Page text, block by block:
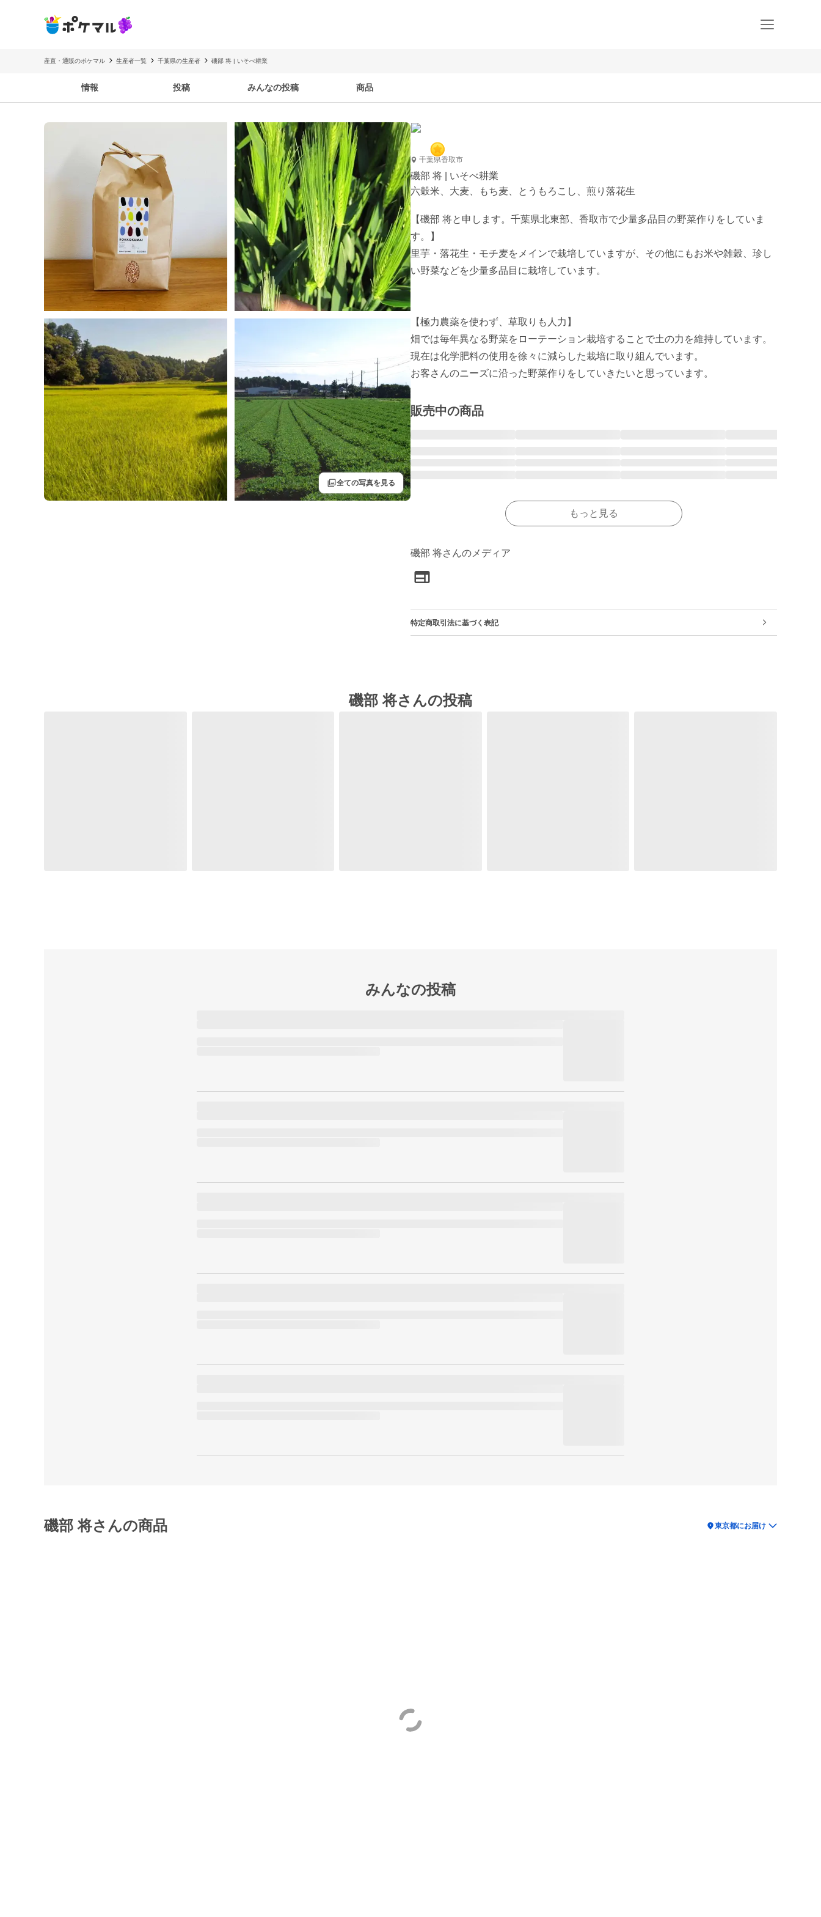
産直・通販のポケマル 生産者一覧 千葉県の生産者 磯部 将 | いそべ耕業
情報 投稿 みんなの投稿 商品
filter全ての写真を見る
千葉県香取市
磯部 将 | いそべ耕業
六穀米、大麦、もち麦、とうもろこし、煎り落花生
【磯部 将と申します。千葉県北東部、香取市で少量多品目の野菜作りをしていま
す。】
里芋・落花生・モチ麦をメインで栽培していますが、その他にもお米や雑穀、珍し
い野菜などを少量多品目に栽培しています。
【極力農薬を使わず、草取りも人力】
畑では毎年異なる野菜をローテーション栽培することで土の力を維持しています。
現在は化学肥料の使用を徐々に減らした栽培に取り組んでいます。
お客さんのニーズに沿った野菜作りをしていきたいと思っています。
販売中の商品
もっと見る
磯部 将さんのメディア
特定商取引法に基づく表記
磯部 将さんの投稿
みんなの投稿
磯部 将さんの商品 location_on東京都にお届け